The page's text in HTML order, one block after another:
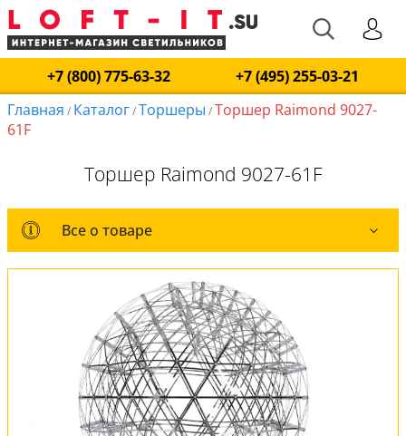
+7 (800) 775-63-32
+7 (495) 255-03-21
Главная / Каталог/Торшеры /Торшер Raimond 9027-
61F
Торшер Raimond 9027-61F
Все о товаре
Все о товаре
Комплект лампочек
Вся коллекция
Оплата и доставка